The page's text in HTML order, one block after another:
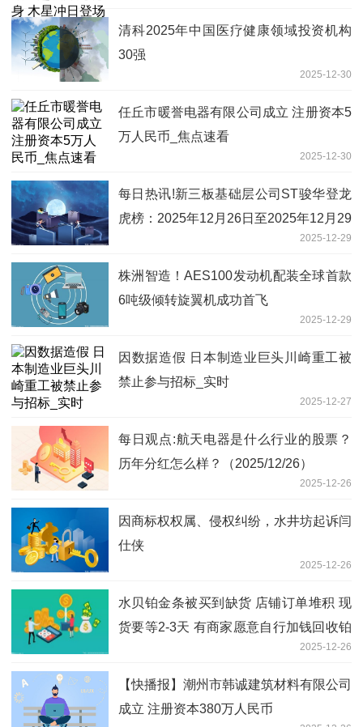
清科2025年中国医疗健康领域投资机构
30强
2025-12-30
任丘市暖誉电器有限公司成立 注册资本5
万人民币_焦点速看
2025-12-30
每日热讯!新三板基础层公司ST骏华登龙
虎榜：2025年12月26日至2025年12月29
2025-12-29
株洲智造！AES100发动机配装全球首款
6吨级倾转旋翼机成功首飞
2025-12-29
因数据造假 日本制造业巨头川崎重工被
禁止参与招标_实时
2025-12-27
每日观点:航天电器是什么行业的股票？
历年分红怎么样？（2025/12/26）
2025-12-26
因商标权权属、侵权纠纷，水井坊起诉闫
仕侠
2025-12-26
水贝铂金条被买到缺货 店铺订单堆积 现
货要等2-3天 有商家愿意自行加钱回收铂
2025-12-26
【快播报】潮州市韩诚建筑材料有限公司
成立 注册资本380万人民币